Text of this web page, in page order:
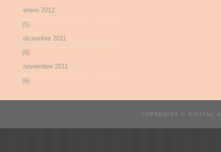
enero 2012
(5)
diciembre 2011
(8)
noviembre 2011
(6)
COPYRIGHT © DIGITAL